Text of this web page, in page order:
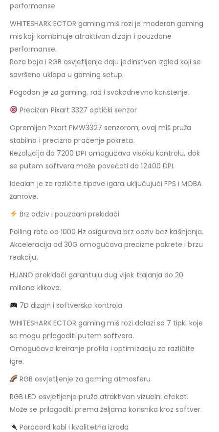
performanse
WHITESHARK ECTOR gaming miš rozi je moderan gaming
miš koji kombinuje atraktivan dizajn i pouzdane
performanse.
Roza boja i RGB osvjetljenje daju jedinstven izgled koji se
savršeno uklapa u gaming setup.
Pogodan je za gaming, rad i svakodnevno korištenje.
Precizan Pixart 3327 optički senzor
Opremljen Pixart PMW3327 senzorom, ovaj miš pruža
stabilno i precizno praćenje pokreta.
Rezolucija do 7200 DPI omogućava visoku kontrolu, dok
se putem softvera može povećati do 12400 DPI.
Idealan je za različite tipove igara uključujući FPS i MOBA
žanrove.
Brz odziv i pouzdani prekidači
Polling rate od 1000 Hz osigurava brz odziv bez kašnjenja.
Akceleracija od 30G omogućava precizne pokrete i brzu
reakciju.
HUANO prekidači garantuju dug vijek trajanja do 20
miliona klikova.
7D dizajn i softverska kontrola
WHITESHARK ECTOR gaming miš rozi dolazi sa 7 tipki koje
se mogu prilagoditi putem softvera.
Omogućava kreiranje profila i optimizaciju za različite
igre.
RGB osvjetljenje za gaming atmosferu
RGB LED osvjetljenje pruža atraktivan vizuelni efekat.
Može se prilagoditi prema željama korisnika kroz softver.
Paracord kabl i kvalitetna izrada